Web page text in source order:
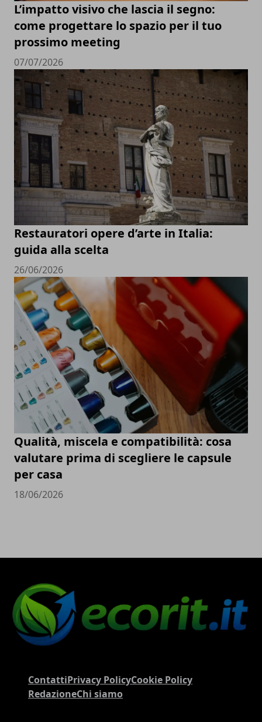
L’impatto visivo che lascia il segno:
come progettare lo spazio per il tuo
prossimo meeting
07/07/2026
Restauratori opere d’arte in Italia:
guida alla scelta
26/06/2026
Qualità, miscela e compatibilità: cosa
valutare prima di scegliere le capsule
per casa
18/06/2026
ContattiPrivacy PolicyCookie Policy
RedazioneChi siamo